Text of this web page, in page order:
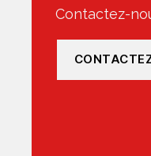
Contactez-